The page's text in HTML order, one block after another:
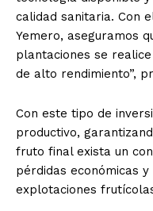
calidad sanitaria. Con
Yemero, aseguramos
plantaciones se
de alto rendimiento”,
Con este tipo de
productivo,
fruto final exista un
pérdidas económicas
explotaciones